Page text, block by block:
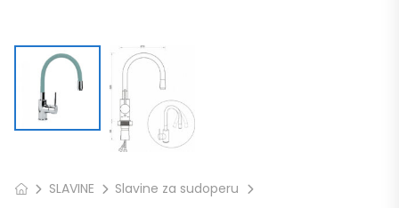
SLAVINE
Slavine za sudoperu